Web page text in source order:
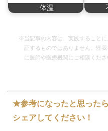
体温
※当記事の内容は、実践すること
証するものではありません。怪
に医師や医療機関にご相談くださ
★参考になったと思った
シェアしてください！